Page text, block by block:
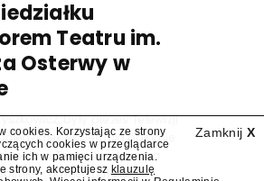
Teatru im.
Osterwy w
były prezes Telewizji
10 sierpnia obejmie
Teatru im. Juliusza
– dowiedział się
Zamknij X
cookies. Korzystając ze strony
cookies w przeglądarce
ich w pamięci urządzenia.
strony, akceptujesz klauzulę